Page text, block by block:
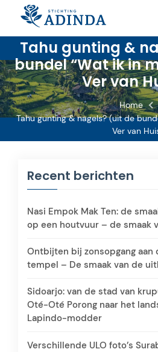
content
Tahu gunting &
bundel “Wat ik in
Ver van
Home
Tahu gunting & nagels? (uit de
Ver van
Recent berichten
Nasi Empok Mak Ten: de
op een houtvuur – de smaak
Ontbijten bij zonsopgang aan
tempel – De smaak van de
Sidoarjo: van de stad van
Oté-Oté Porong naar het
Lapindo-modder
Verschillende ULO foto’s